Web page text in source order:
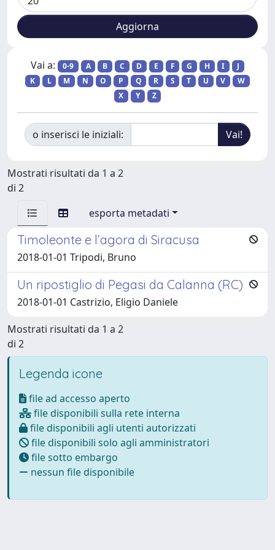
Vai a: 0-9 A B C D E F G H I
J
K
L M N O P Q R S T U V
W
X
Y Z
o inserisci le iniziali:
Mostrati risultati da 1 a 2
di 2
esporta metadati
Timoleonte e l’agora di Siracusa
2018-01-01 Tripodi, Bruno
Un ripostiglio di Pegasi da Calanna (RC)
2018-01-01 Castrizio, Eligio Daniele
Mostrati risultati da 1 a 2
di 2
Legenda icone
file ad accesso aperto
file disponibili sulla rete interna
file disponibili agli utenti autorizzati
file disponibili solo agli amministratori
file sotto embargo
nessun file disponibile